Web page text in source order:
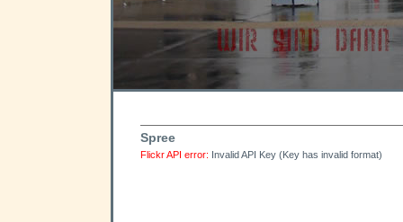
Spree
Flickr API error: Invalid API Key (Key has invalid format)